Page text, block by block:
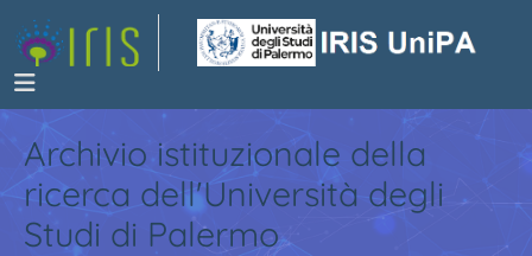
Archivio istituzionale della
ricerca dell'Università degli
Studi di Palermo